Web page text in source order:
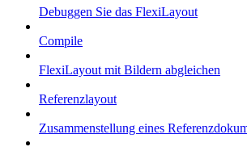
Debuggen Sie das FlexiLayout
Compile
FlexiLayout mit Bildern abgleichen
Referenzlayout
Zusammenstellung eines